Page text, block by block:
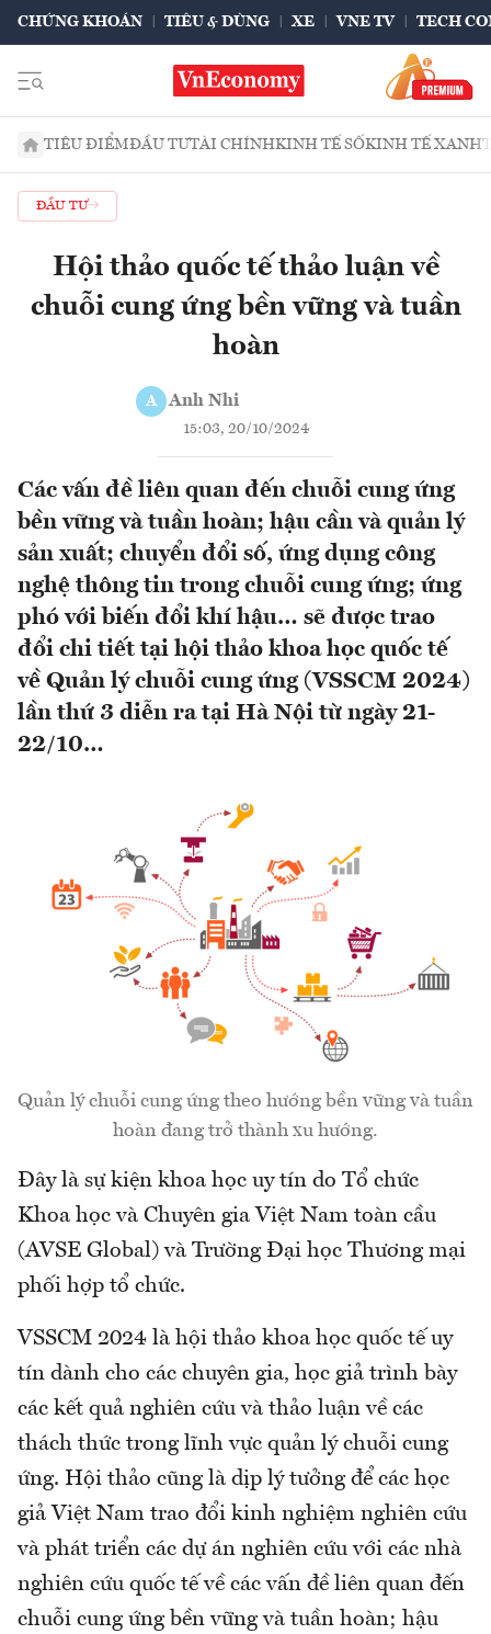
CHỨNG KHOÁN TIÊU & DÙNG XE VNE TV TECH
TIÊU ĐIỂMĐẦU TƯTÀI CHÍNHKINH TẾ SỐKINH TẾ XANH
ĐẦU TƯ
Hội thảo quốc tế thảo luận về
chuỗi cung ứng bền vững và tuần
hoàn
A Anh Nhi
15:03, 20/10/2024
Các vấn đề liên quan đến chuỗi cung ứng
bền vững và tuần hoàn; hậu cần và quản lý
sản xuất; chuyển đổi số, ứng dụng công
nghệ thông tin trong chuỗi cung ứng; ứng
phó với biến đổi khí hậu… sẽ được trao
đổi chi tiết tại hội thảo khoa học quốc tế
về Quản lý chuỗi cung ứng (VSSCM 2024)
lần thứ 3 diễn ra tại Hà Nội từ ngày 21-
22/10…
Quản lý chuỗi cung ứng theo hướng bền vững và tuần
hoàn đang trở thành xu hướng.
Đây là sự kiện khoa học uy tín do Tổ chức
Khoa học và Chuyên gia Việt Nam toàn cầu
(AVSE Global) và Trường Đại học Thương mại
phối hợp tổ chức.
VSSCM 2024 là hội thảo khoa học quốc tế uy
tín dành cho các chuyên gia, học giả trình bày
các kết quả nghiên cứu và thảo luận về các
thách thức trong lĩnh vực quản lý chuỗi cung
ứng. Hội thảo cũng là dịp lý tưởng để các học
giả Việt Nam trao đổi kinh nghiệm nghiên cứu
và phát triển các dự án nghiên cứu với các nhà
nghiên cứu quốc tế về các vấn đề liên quan đến
chuỗi cung ứng bền vững và tuần hoàn; hậu